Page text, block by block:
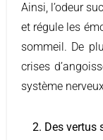
Ainsi, l’odeur
et régule les
sommeil. De
crises
système
2. Des vertus